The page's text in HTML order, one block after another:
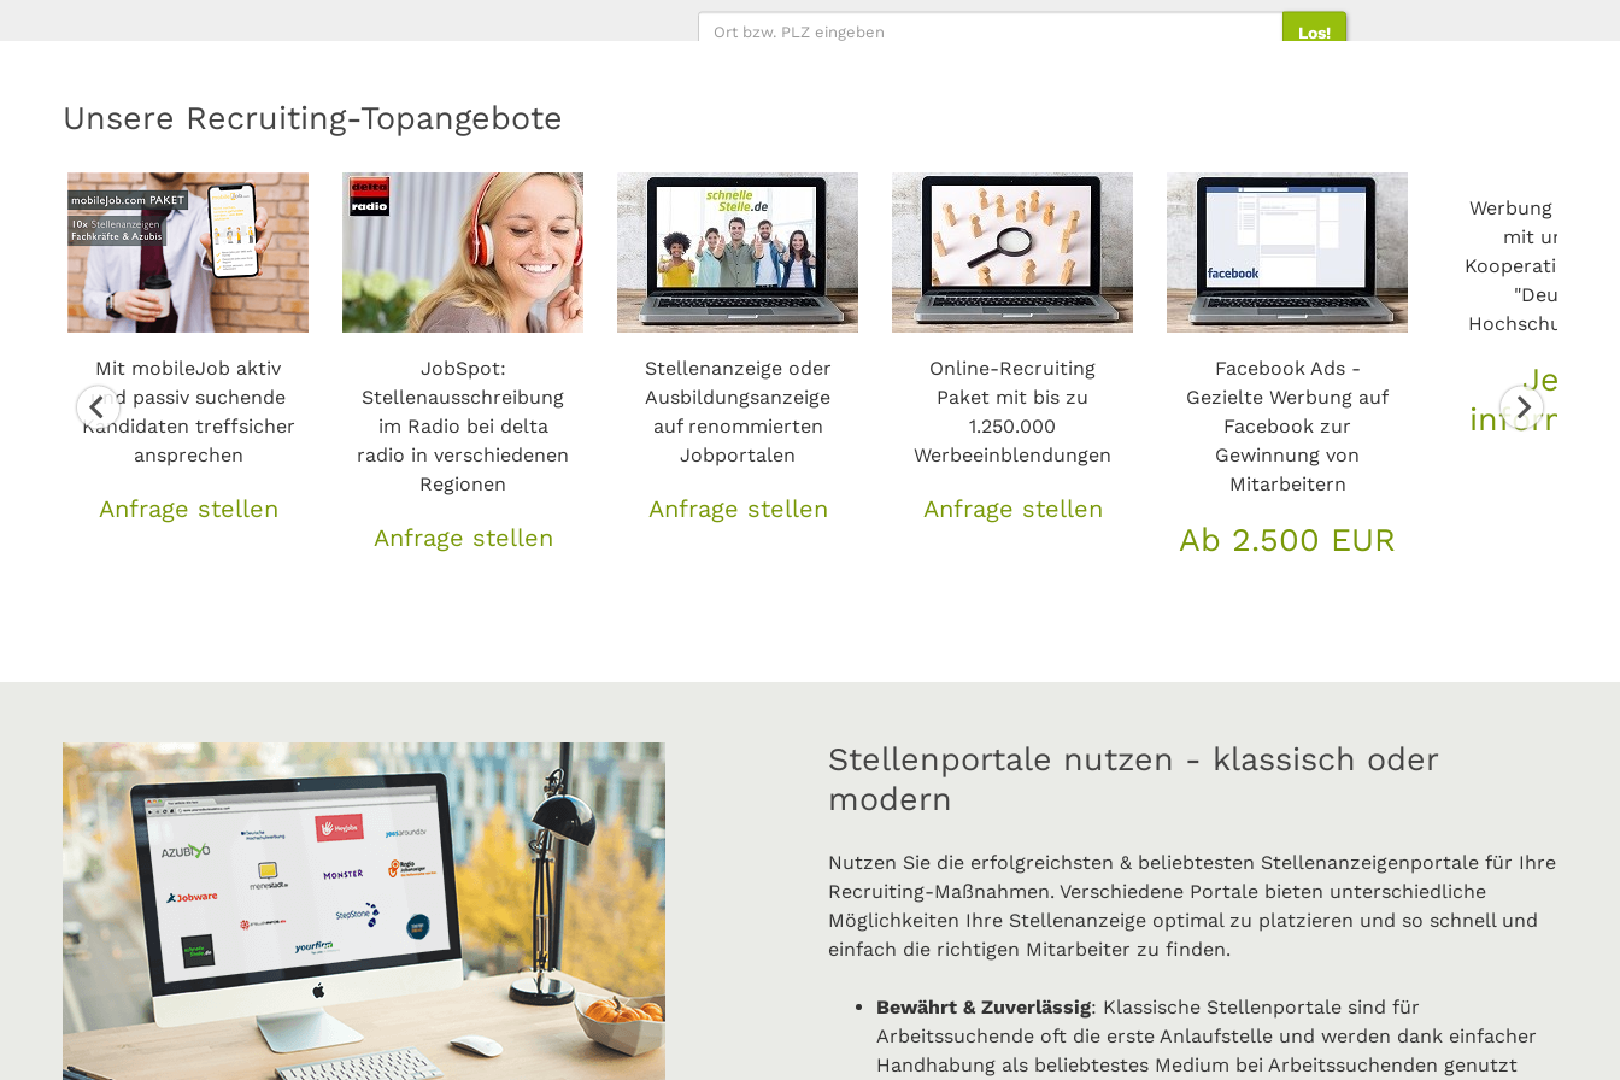
Los!
Oder Los!
Los!
Los!
Los!
Unsere Recruiting-Topangebote
Mit mobileJob aktiv
und passiv suchende
Kandidaten treffsicher
ansprechen
Anfrage stellen
JobSpot:
Stellenausschreibung
im Radio bei delta
radio in verschiedenen
Regionen
Anfrage stellen
Stellenanzeige oder
Ausbildungsanzeige
auf renommierten
Jobportalen
Anfrage stellen
Online-Recruiting
Paket mit bis zu
1.250.000
Werbeeinblendungen
Anfrage stellen
Facebook Ads -
Gezielte Werbung auf
Facebook zur
Gewinnung von
Mitarbeitern
Ab 2.500 EUR
Werbung an
mit
"Deutsche
Jetzt
Stellenportale nutzen - klassisch oder
modern
Nutzen Sie die erfolgreichsten & beliebtesten Stellenanzeigenportale für Ihre
Recruiting-Maßnahmen. Verschiedene Portale bieten unterschiedliche
Möglichkeiten Ihre Stellenanzeige optimal zu platzieren und so schnell und
einfach die richtigen Mitarbeiter zu finden.
Bewährt & Zuverlässig: Klassische Stellenportale sind für
Arbeitssuchende oft die erste Anlaufstelle und werden dank einfacher
Handhabung als beliebtestes Medium bei Arbeitssuchenden genutzt